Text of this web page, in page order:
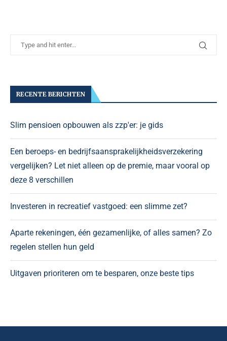
RECENTE BERICHTEN
Slim pensioen opbouwen als zzp'er: je gids
Een beroeps- en bedrijfsaansprakelijkheidsverzekering
vergelijken? Let niet alleen op de premie, maar vooral op
deze 8 verschillen
Investeren in recreatief vastgoed: een slimme zet?
Aparte rekeningen, één gezamenlijke, of alles samen? Zo
regelen stellen hun geld
Uitgaven prioriteren om te besparen, onze beste tips